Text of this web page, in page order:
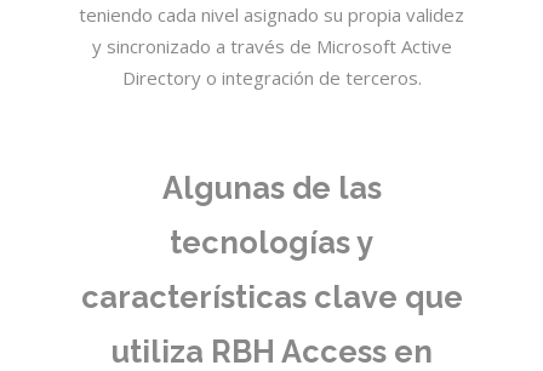
teniendo cada nivel asignado su propia validez
y sincronizado a través de Microsoft Active
Directory o integración de terceros.
Algunas de las
tecnologías y
características clave que
utiliza RBH Access en